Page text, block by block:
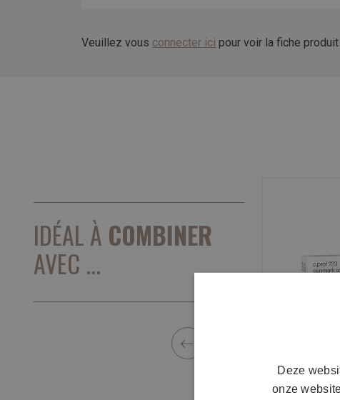
Veuillez vous connecter ici pour voir la fiche
IDÉAL À COMBINER
AVEC ...
Deze
onze